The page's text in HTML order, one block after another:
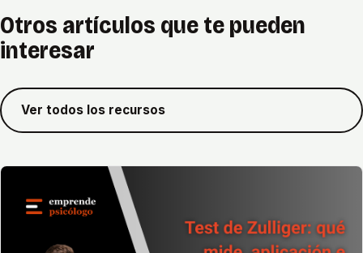
Otros artículos que te pueden
interesar
Ver todos los recursos